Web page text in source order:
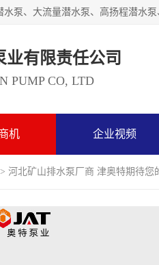
业有限责任公司
PUMP CO, LTD
机 企业视频
> 河北矿山排水泵厂商 津奥特期待您